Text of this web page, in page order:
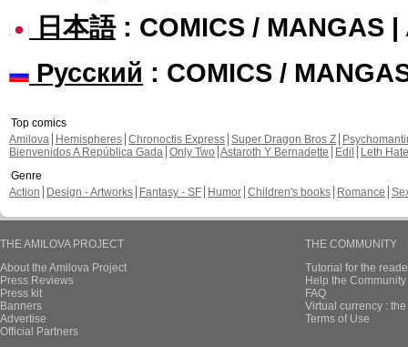
日本語: COMICS / MANGAS |
Русский : COMICS /
Top comics
Amilova
Hemispheres Chronoctis Express Super Dragon Bros Z
Bienvenidos A República Gada Only Two Astaroth Y Bernadette Edil
Leth Hate
Genre
Action
Design - Artworks Fantasy - SF Humor Children's books Romance
THE AMILOVA PROJECT
About the Amilova Project
Press Reviews
Press kit
Banners
Advertise
Official Partners
THE COMMUNITY
Tutorial for the
Help the
FAQ
Virtual currency :
Terms of Use